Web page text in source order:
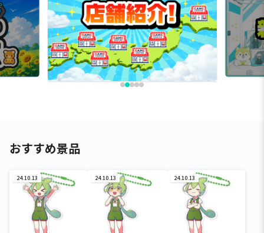
おすすめ景品
24.10.13 24.10.13 24.10.13